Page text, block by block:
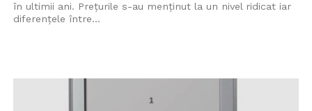
în ultimii ani. Prețurile s-au menținut la un nivel ridicat iar
diferențele între...